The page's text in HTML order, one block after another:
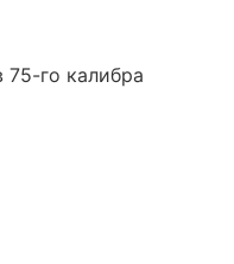
го калибра